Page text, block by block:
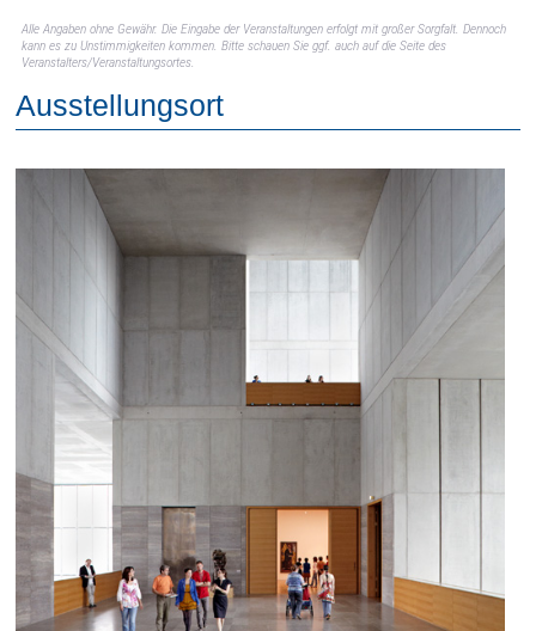
Alle Angaben ohne Gewähr. Die Eingabe der Veranstaltungen erfolgt mit großer Sorgfalt. Dennoch
kann es zu Unstimmigkeiten kommen. Bitte schauen Sie ggf. auch auf die Seite des
Veranstalters/Veranstaltungsortes.
Ausstellungsort